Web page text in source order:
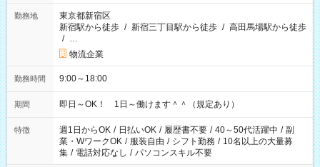
勤務地
東京都新宿区
新宿駅から徒歩 / 新宿三丁目駅から徒歩 / 高田馬場駅から徒歩
/ …
物流企業
勤務時間 9:00～18:00
期間 即日～OK！ 1日～働けます＾＾（規定あり）
特徴 週1日からOK / 日払いOK / 履歴書不要 / 40～50代活躍中 / 副
業・WワークOK / 服装自由 / シフト勤務 / 10名以上の大量募
集 / 電話対応なし / パソコンスキル不要